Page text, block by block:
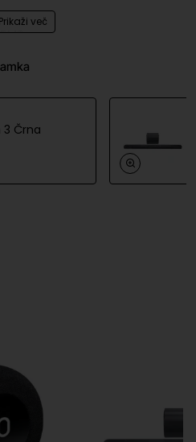
1 × 20 mm
Hz – 20 kHz
pred prahom: IP67
18,5 × 8,3 × 8,1 cm
Auracast™
3 Črna